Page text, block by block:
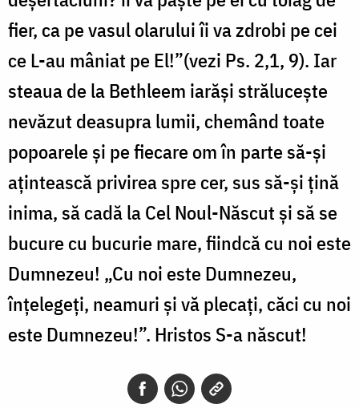
fier, ca pe vasul olarului îi va zdrobi pe cei
ce L-au mâniat pe El!”(vezi Ps. 2,1, 9). Iar
steaua de la Bethleem iarăşi străluceşte
nevăzut deasupra lumii, chemând toate
popoarele şi pe fiecare om în parte să-şi
aţintească privirea spre cer, sus să-şi ţină
inima, să cadă la Cel Noul-Născut şi să se
bucure cu bucurie mare, fiindcă cu noi este
Dumnezeu! „Cu noi este Dumnezeu,
înţelegeţi, neamuri şi vă plecaţi, căci cu noi
este Dumnezeu!”. Hristos S-a născut!